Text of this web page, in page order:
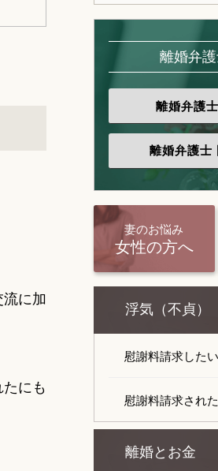
に加
にも
離婚弁
離婚弁護士
離婚弁護士
妻のお悩み
女性の方へ
浮気（不貞）
慰謝料請求したい
慰謝料請求された
離婚とお金